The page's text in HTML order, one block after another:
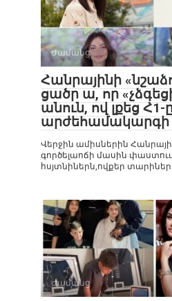
Ժամանց
Հանրայինի
ցածր ա, որ
անուն, ով լքեց
Վերջին ամիսներին
գործելաոճի մասին փաստում
հսյտնիներն,ովքեր
Ժամանց